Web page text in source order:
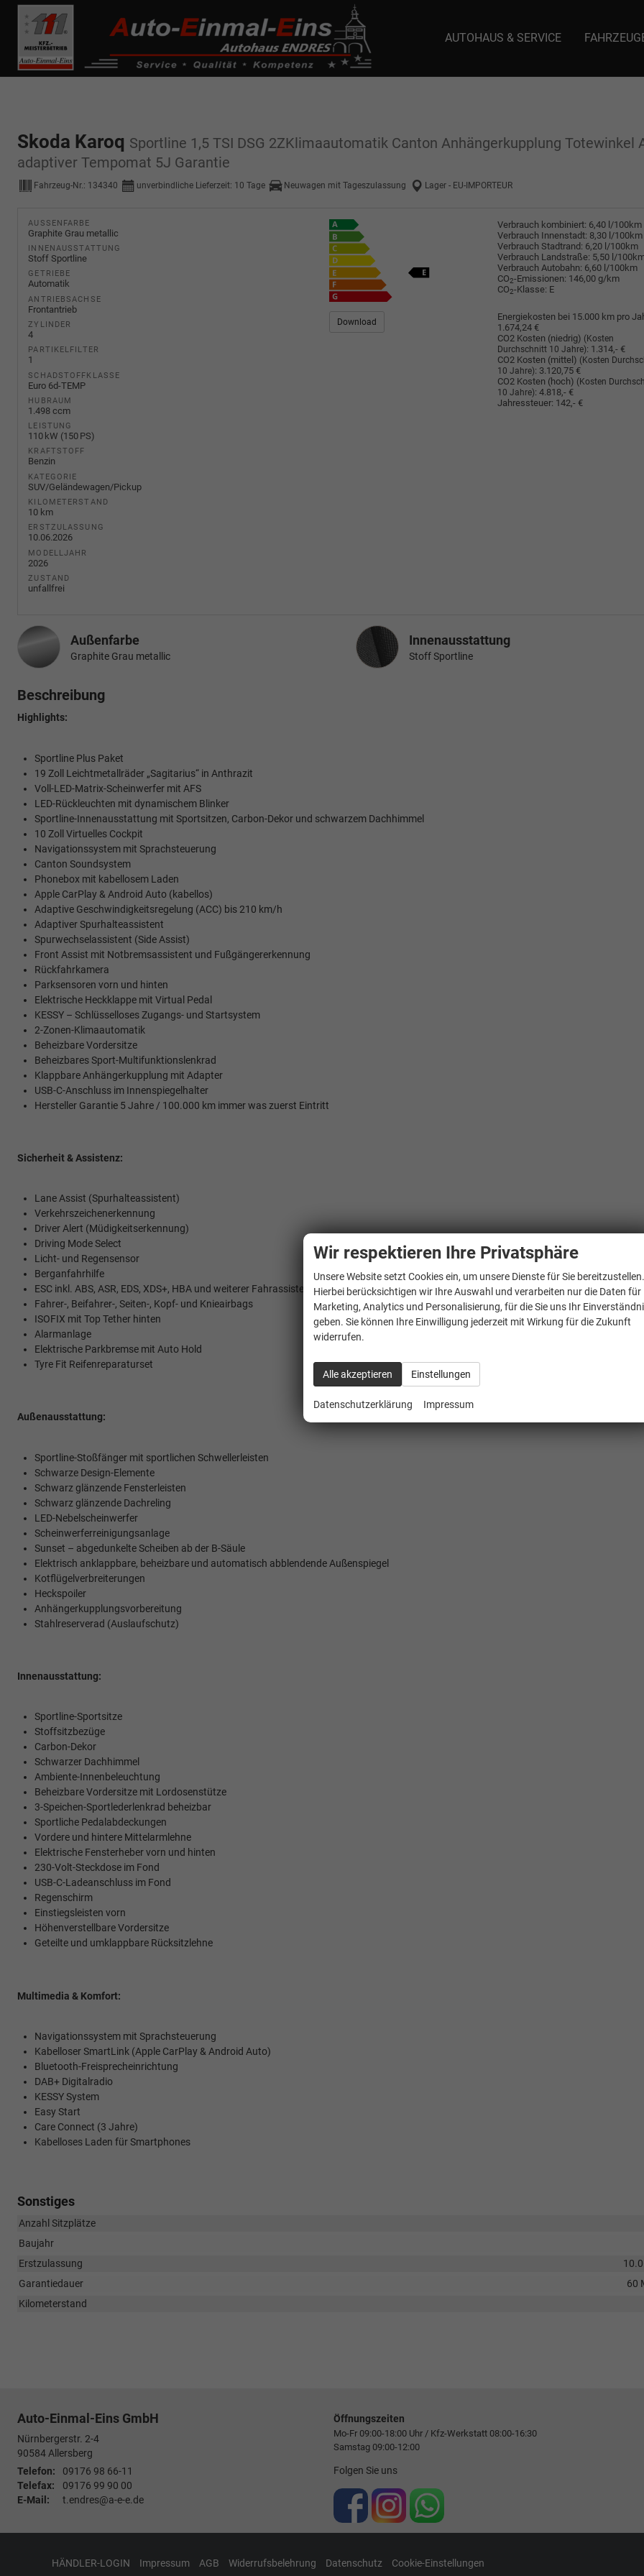
------------ Host Name : selector1._domainkey Points to address or value: selector1-aee-de0k._domainkey.autoeinmaleins.onmicrosoft.com Host
de0k._domainkey.autoeinmaleins.onmicrosoft.com
AUTOHAUS & SERVICE
Skoda Karoq Sportline 1,5 TSI DSG 2ZKlimaautomatik Canton Anhängerkupplung
adaptiver Tempomat 5J Garantie
Fahrzeug-Nr.: 134340 unverbindliche Lieferzeit: 10 Tage Neuwagen mit Tageszulassung Lager - EU-IMPORTEUR
AUSSENFARBE
Graphite Grau metallic
INNENAUSSTATTUNG
Stoff Sportline
GETRIEBE
Automatik
ANTRIEBSACHSE
Frontantrieb
ZYLINDER
4
PARTIKELFILTER
1
SCHADSTOFFKLASSE
Euro 6d-TEMP
HUBRAUM
1.498 ccm
LEISTUNG
110 kW (150 PS)
KRAFTSTOFF
Benzin
KATEGORIE
SUV/Geländewagen/Pickup
KILOMETERSTAND
10 km
ERSTZULASSUNG
10.06.2026
MODELLJAHR
2026
ZUSTAND
unfallfrei
Verbrauch kombiniert: 6,40 l/100km
Verbrauch Innenstadt: 8,30 l/100km
Verbrauch Stadtrand: 6,20 l/100km
Verbrauch Landstraße: 5,50 l/
Verbrauch Autobahn: 6,60 l/100km
CO2-Emissionen: 146,00 g/km
CO2-Klasse: E
Download
Energiekosten bei 15.000 km pro
1.674,24 €
CO2 Kosten (niedrig) (Kosten
Durchschnitt 10 Jahre): 1.314,- €
CO2 Kosten (mittel) (Kosten
10 Jahre): 3.120,75 €
CO2 Kosten (hoch) (Kosten
10 Jahre): 4.818,- €
Jahressteuer: 142,- €
Außenfarbe
Graphite Grau metallic
InnenausstattungInnenausstattung
Stoff Sportline
Beschreibung
Highlights:
Sportline Plus Paket
19 Zoll Leichtmetallräder „Sagitarius“ in Anthrazit
Voll-LED-Matrix-Scheinwerfer mit AFS
LED-Rückleuchten mit dynamischem Blinker
Sportline-Innenausstattung mit Sportsitzen, Carbon-Dekor und schwarzem Dachhimmel
10 Zoll Virtuelles Cockpit
Navigationssystem mit Sprachsteuerung
Canton Soundsystem
Phonebox mit kabellosem Laden
Apple CarPlay & Android Auto (kabellos)
Adaptive Geschwindigkeitsregelung (ACC) bis 210 km/h
Adaptiver Spurhalteassistent
Spurwechselassistent (Side Assist)
Front Assist mit Notbremsassistent und Fußgängererkennung
Rückfahrkamera
Parksensoren vorn und hinten
Elektrische Heckklappe mit Virtual Pedal
KESSY – Schlüsselloses Zugangs- und Startsystem
2-Zonen-Klimaautomatik
Beheizbare Vordersitze
Beheizbares Sport-Multifunktionslenkrad
Klappbare Anhängerkupplung mit Adapter
USB-C-Anschluss im Innenspiegelhalter
Hersteller Garantie 5 Jahre / 100.000 km immer was zuerst Eintritt
Sicherheit & Assistenz:
Lane Assist (Spurhalteassistent)
Verkehrszeichenerkennung
Driver Alert (Müdigkeitserkennung)
Driving Mode Select
Licht- und Regensensor
Berganfahrhilfe
ESC inkl. ABS, ASR, EDS, XDS+, HBA und weiterer Fahrassistenzsysteme
Fahrer-, Beifahrer-, Seiten-, Kopf- und Knieairbags
ISOFIX mit Top Tether hinten
Alarmanlage
Elektrische Parkbremse mit Auto Hold
Tyre Fit Reifenreparaturset
Außenausstattung:
Sportline-Stoßfänger mit sportlichen Schwellerleisten
Schwarze Design-Elemente
Schwarz glänzende Fensterleisten
Schwarz glänzende Dachreling
LED-Nebelscheinwerfer
Scheinwerferreinigungsanlage
Sunset – abgedunkelte Scheiben ab der B-Säule
Elektrisch anklappbare, beheizbare und automatisch abblendende Außenspiegel
Kotflügelverbreiterungen
Heckspoiler
Anhängerkupplungsvorbereitung
Stahlreserverad (Auslaufschutz)
Innenausstattung:
Sportline-Sportsitze
Stoffsitzbezüge
Carbon-Dekor
Schwarzer Dachhimmel
Ambiente-Innenbeleuchtung
Beheizbare Vordersitze mit Lordosenstütze
3-Speichen-Sportlederlenkrad beheizbar
Sportliche Pedalabdeckungen
Vordere und hintere Mittelarmlehne
Elektrische Fensterheber vorn und hinten
230-Volt-Steckdose im Fond
USB-C-Ladeanschluss im Fond
Regenschirm
Einstiegsleisten vorn
Höhenverstellbare Vordersitze
Geteilte und umklappbare Rücksitzlehne
Multimedia & Komfort:
Navigationssystem mit Sprachsteuerung
Kabelloser SmartLink (Apple CarPlay & Android Auto)
Bluetooth-Freisprecheinrichtung
DAB+ Digitalradio
KESSY System
Easy Start
Care Connect (3 Jahre)
Kabelloses Laden für Smartphones
Sonstiges
Anzahl Sitzplätze
Baujahr
Erstzulassung
Garantiedauer
60
Kilometerstand
Auto-Einmal-Eins GmbH
Nürnbergerstr. 2-4
90584Allersberg
Telefon:
09176 98 66-11
Telefax:
09176 99 90 00
E-Mail:
t.endres@a-e-e.de
Öffnungszeiten
Mo-Fr 09:00-18:00 Uhr / Kfz-Werkstatt 08:00-16:30
Samstag 09:00-12:00
Folgen Sie uns
HÄNDLER-LOGIN Impressum AGB Widerrufsbelehrung Datenschutz Cookie-Einstellungen
Wir respektieren Ihre Privatsphäre
Unsere Website setzt Cookies ein, um unsere Dienste für Sie
Hierbei berücksichtigen wir Ihre Auswahl und verarbeiten nur die Daten für
Marketing, Analytics und Personalisierung, für die Sie uns Ihr
geben. Sie können Ihre Einwilligung jederzeit mit Wirkung für die Zukunft
widerrufen.
Alle akzeptieren Einstellungen
Datenschutzerklärung Impressum